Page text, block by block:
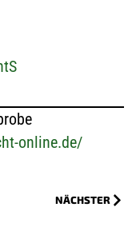
online.de/
NÄCHSTER